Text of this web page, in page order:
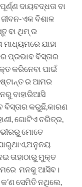
ଦାୟବଦ୍ଧତା ବା
ଏକ ବିଶାଳ
ବା ଥିମ୍ ର
ମାଧ୍ୟମରେ ଯାହା
ପ୍ରଭାବ ବିସ୍ତାର
କରିନେବା ପାଇଁ
ର ଆମର
ବାହାରିଆସି
କରୁଛି,କାରଣ
ଗୋଟିଏ ଚରିତ୍ର,
ମୋତେ
ତାହାଠାରୁ ମୁକ୍ତ
ମନକୁ ଆସିବ।
ସେମିତି ନଥିଲେ,